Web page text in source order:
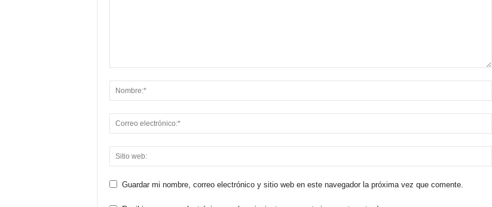
Guardar mi nombre, correo electrónico y sitio web en este navegador la próxima vez que comente.